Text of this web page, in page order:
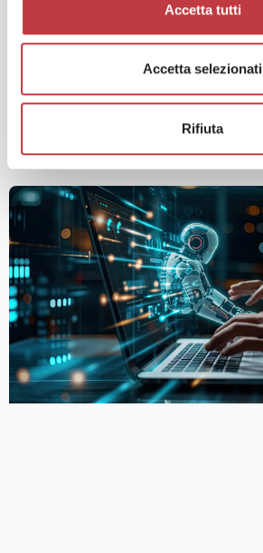
Accetta tutti
Accetta selezionati
Rifiuta
In questa categoria
Scopri tutte le news